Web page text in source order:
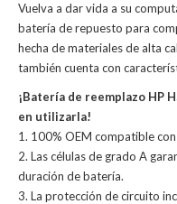
Vuelva a dar vida a su
batería de repuesto para
hecha de materiales de alta
también cuenta con
¡Batería de reemplazo HP
en utilizarla!
1. 100% OEM compatible
2. Las células de grado A
duración de batería.
3. La protección de circuito